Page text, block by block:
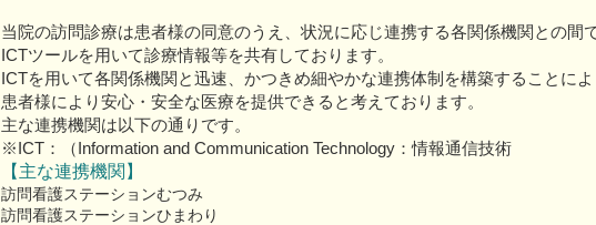
当院の訪問診療は患者様の同意のうえ、状況に応じ連携する各関係機関との間
ICTツールを用いて診療情報等を共有しております。
ICTを用いて各関係機関と迅速、かつきめ細やかな連携体制を構築することによ
患者様により安心・安全な医療を提供できると考えております。
主な連携機関は以下の通りです。
※ICT：（Information and Communication Technology：情報通信技術
【主な連携機関】
訪問看護ステーションむつみ
訪問看護ステーションひまわり